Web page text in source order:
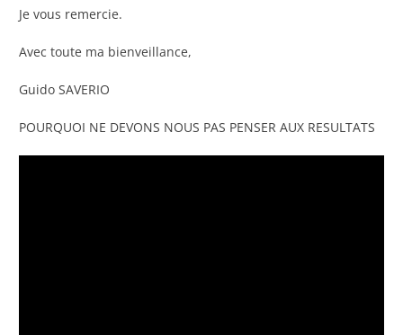
Je vous remercie.
Avec toute ma bienveillance,
Guido SAVERIO
POURQUOI NE DEVONS NOUS PAS PENSER AUX RESULTATS